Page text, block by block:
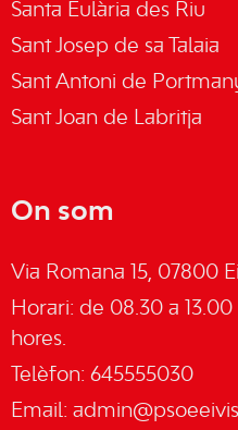
Santa Eulària des Riu
Sant Josep de sa Talaia
Sant Antoni de
Sant Joan de Labritja
On som
Via Romana 15, 07800
Horari: de 08.30 a
hores.
Telèfon: 645555030
Email: